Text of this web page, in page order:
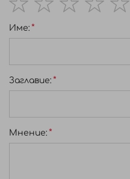
star
stars
stars
stars
stars
Име:
Заглавиe:
Мнение: